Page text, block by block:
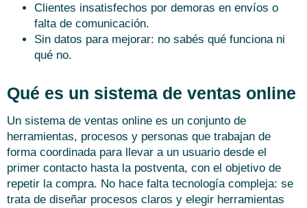
Clientes insatisfechos por demoras en envíos o
falta de comunicación.
Sin datos para mejorar: no sabés qué funciona ni
qué no.
Qué es un sistema de ventas online
Un sistema de ventas online es un conjunto de
herramientas, procesos y personas que trabajan de
forma coordinada para llevar a un usuario desde el
primer contacto hasta la postventa, con el objetivo de
repetir la compra. No hace falta tecnología compleja: se
trata de diseñar procesos claros y elegir herramientas